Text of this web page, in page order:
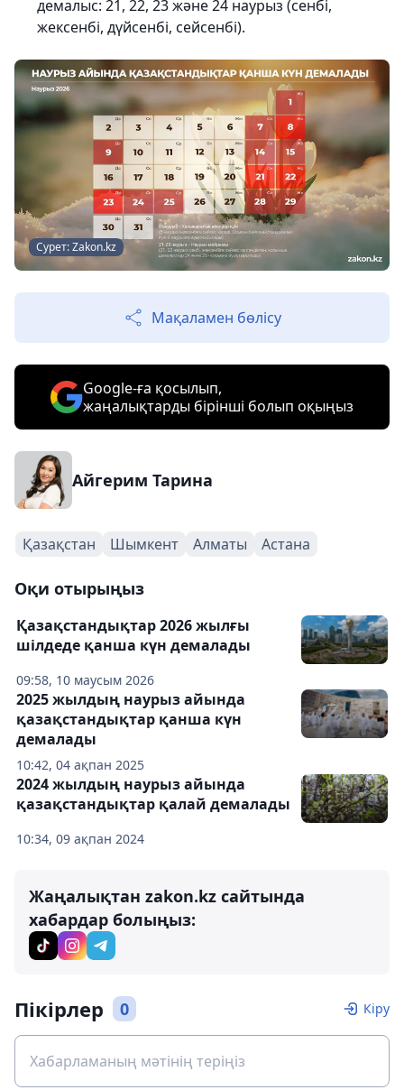
демалыс: 21, 22, 23 және 24 наурыз (сенбі,
жексенбі, дүйсенбі, сейсенбі).
Сурет: Zakon.kz
Мақаламен бөлісу
Google-ға қосылып,
жаңалықтарды бірінші болып оқыңыз
Айгерим Тарина
Қазақстан Шымкент Алматы Астана
Оқи отырыңыз
09:58, 10 маусым 2026
Қазақстандықтар 2026 жылғы
шілдеде қанша күн демалады
10:42, 04 ақпан 2025
2025 жылдың наурыз айында
қазақстандықтар қанша күн
демалады
10:34, 09 ақпан 2024
2024 жылдың наурыз айында
қазақстандықтар қалай демалады
Жаңалықтан zakon.kz сайтында
хабардар болыңыз:
Пікірлер 0 Кіру